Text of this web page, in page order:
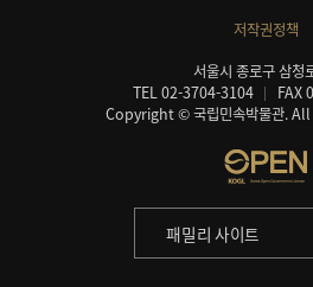
저작권정책
서울시 종로구 삼청
TEL 02-3704-3104
FAX
Copyright © 국립민속박물관.
패밀리 사이트